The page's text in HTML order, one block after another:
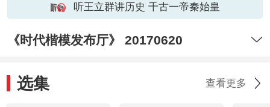
听王立群讲历史 千古一帝秦始皇
《时代楷模发布厅》 20170620
选集 查看更多